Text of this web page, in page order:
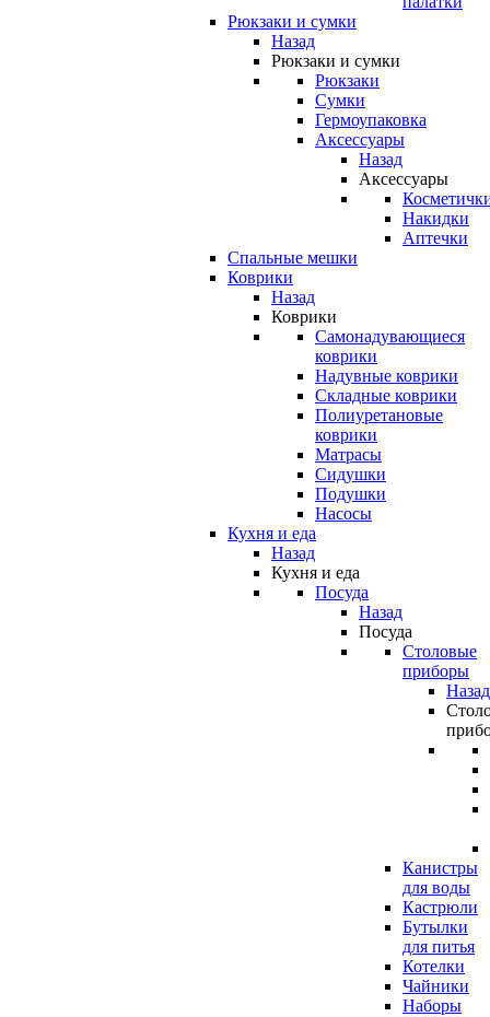
Рюкзаки и сумки
Назад
Рюкзаки и сумки
Рюкзаки
Сумки
Гермоупаковка
Аксессуары
Назад
Аксессуары
Накидки
Аптечки
Спальные мешки
Коврики
Назад
Коврики
Самонадувающиеся
коврики
Надувные коврики
Складные коврики
Полиуретановые
коврики
Матрасы
Сидушки
Подушки
Насосы
Кухня и еда
Назад
Кухня и еда
Посуда
Назад
Посуда
Столовые
приборы
Назад
Канистры
для воды
Кастрюли
Бутылки
для питья
Котелки
Чайники
Наборы